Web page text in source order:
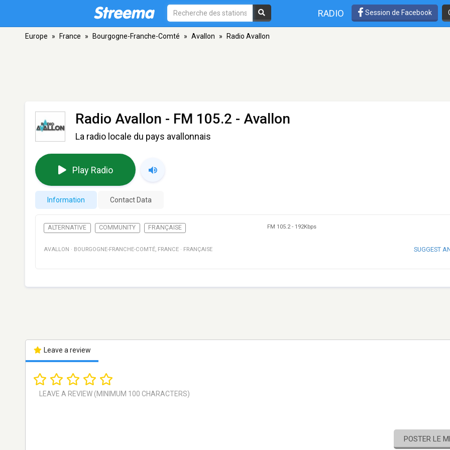
RADIO Session de Facebook
Europe » France » Bourgogne-Franche-Comté » Avallon » Radio Avallon
Radio Avallon - FM 105.2 - Avallon
La radio locale du pays avallonnais
Play Radio
Information Contact Data
ALTERNATIVE COMMUNITY FRANÇAISE FM 105.2- 192Kbps
AVALLON · BOURGOGNE-FRANCHE-COMTÉ, FRANCE · FRANÇAISE SUGGEST
Leave a review
POSTER LE